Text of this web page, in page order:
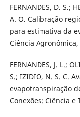
FERNANDES, D. S.;
A. O. Calibração
para estimativa da
Ciência Agronômica,
FERNANDES, J. L.;
S.; IZIDIO, N. S. C.
evapotranspiração
Conexões: Ciência e